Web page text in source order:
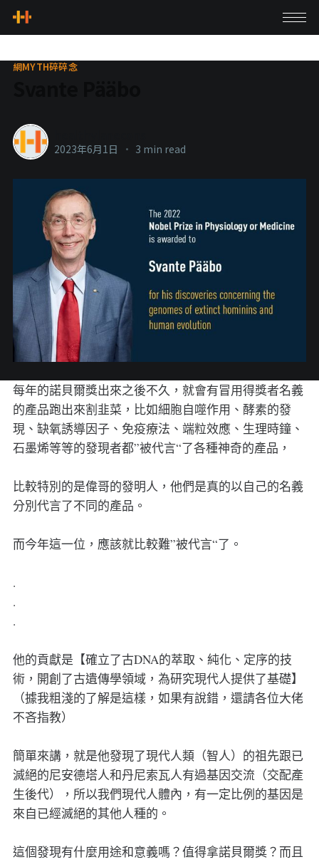
網MYTH碎碎念
2023年6月1日 • 3 min read
每年的諾貝爾獎出來之後不久，就會有冒用得獎者名義
的產品跑出來割韭菜，比如細胞自噬作用、酵素的發
現、缺氧誘導因子、免疫療法、端粒效應、生理時鐘、
石墨烯等等的發現者都”被代言“了各種神奇的產品，
比較特別的是偉哥的發明人，他們是真的以自己的名義
分別代言了不同的產品。
而今年這一位，應該就比較難”被代言“了。
.
.
.
他的貢獻是【確立了古DNA的萃取、純化、定序的技
術，開創了古遺傳學領域，為研究現代人提供了基礎】
（據我粗淺的了解是這樣，如果有說錯，還請各位大佬
不吝指教）
簡單來講，就是他發現了現代人類（智人）的祖先跟已
滅絕的尼安德塔人和丹尼索瓦人有過基因交流（交配產
生後代），所以我們現代人體內，有一定比例的基因是
來自已經滅絕的其他人種的。
這個發現有什麼用途和意義嗎？值得拿諾貝爾獎？而且